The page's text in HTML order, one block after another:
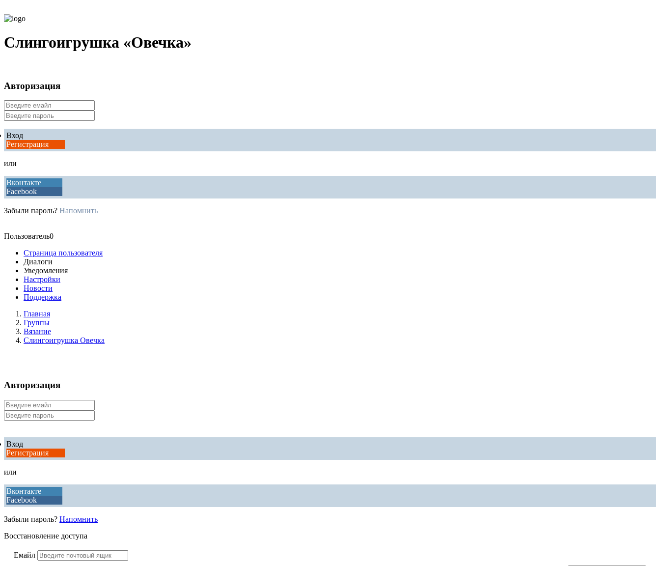
Слингоигрушка «Овечка»
Авторизация
Вход
Регистрация
или
Вконтакте
Facebook
Забыли пароль? Напомнить
Пользователь0
Страница пользователя
Диалоги
Уведомления
Настройки
Новости
Поддержка
Главная
Группы
Вязание
Слингоигрушка Овечка
Авторизация
Вход
Регистрация
или
Вконтакте
Facebook
Забыли пароль? Напомнить
Восстановление доступа
Емайл